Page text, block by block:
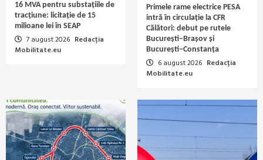
16 MVA pentru substațiile de
tracțiune: licitație de 15
milioane lei în SEAP
7 august 2026 Redacția
Mobilitate.eu
Primele rame electrice PESA
intră în circulație la CFR
Călători: debut pe rutele
București–Brașov și
București–Constanța
6 august 2026 Redacția
Mobilitate.eu